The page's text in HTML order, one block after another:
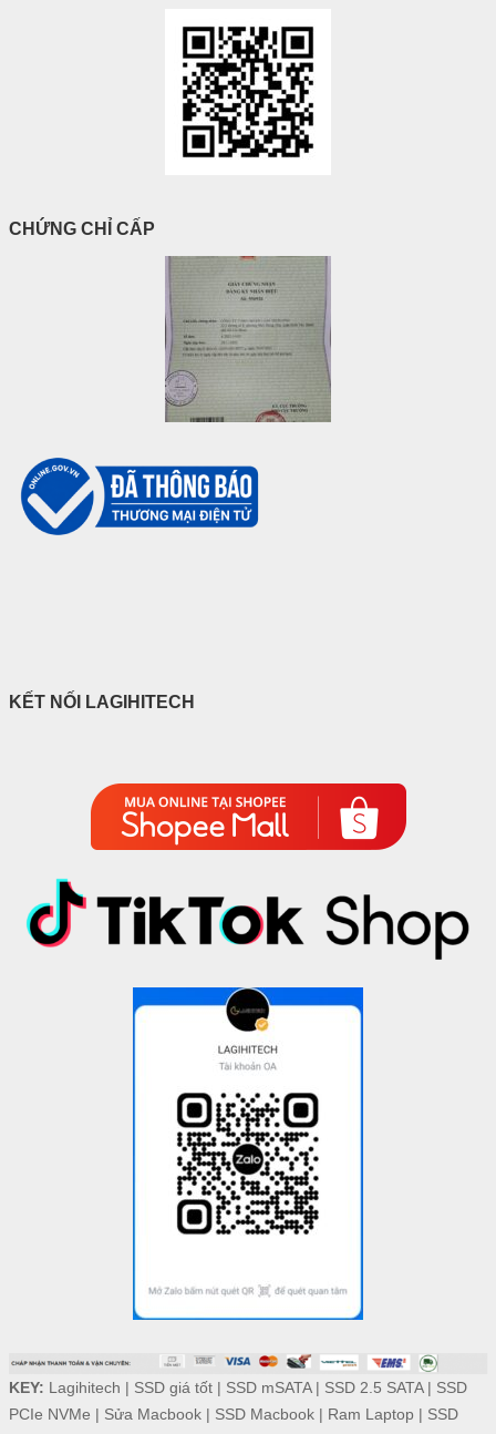
CHỨNG CHỈ CẤP
KẾT NỐI LAGIHITECH
KEY: Lagihitech | SSD giá tốt| SSD mSATA| SSD 2.5 SATA| SSD
PCIe NVMe | Sửa Macbook| SSD Macbook| Ram Laptop| SSD